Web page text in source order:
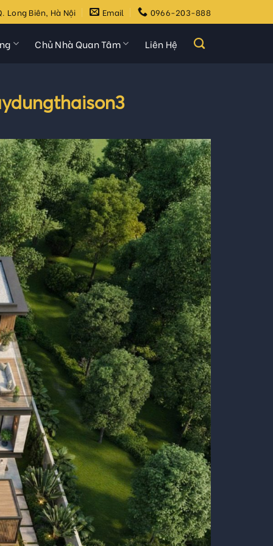
Long Biên, Hà Nội Email 0966-203-888
Chủ Nhà Quan Tâm Liên Hệ